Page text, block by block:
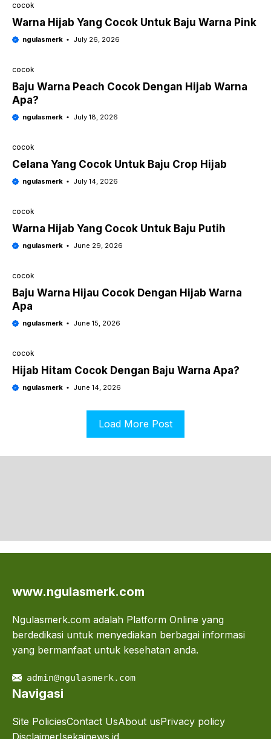
cocok
Warna Hijab Yang Cocok Untuk Baju Warna Pink
ngulasmerk July 26, 2026
cocok
Baju Warna Peach Cocok Dengan Hijab Warna
Apa?
ngulasmerk July 18, 2026
cocok
Celana Yang Cocok Untuk Baju Crop Hijab
ngulasmerk July 14, 2026
cocok
Warna Hijab Yang Cocok Untuk Baju Putih
ngulasmerk June 29, 2026
cocok
Baju Warna Hijau Cocok Dengan Hijab Warna
Apa
ngulasmerk June 15, 2026
cocok
Hijab Hitam Cocok Dengan Baju Warna Apa?
ngulasmerk June 14, 2026
Load More Post
www.ngulasmerk.com
Ngulasmerk.com adalah Platform Online yang
berdedikasi untuk menyediakan berbagai informasi
yang bermanfaat untuk kesehatan anda.
admin@ngulasmerk.com
Navigasi
Site PoliciesContact UsAbout usPrivacy policy
DisclaimerIsekainews.id